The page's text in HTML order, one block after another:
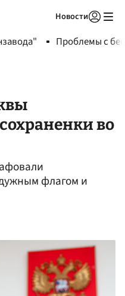
Новости
Проблемы с
во
флагом и